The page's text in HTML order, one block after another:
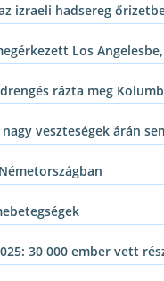
izraeli hadsereg
Los
rázta meg
veszteségek árán
30 000 ember vett